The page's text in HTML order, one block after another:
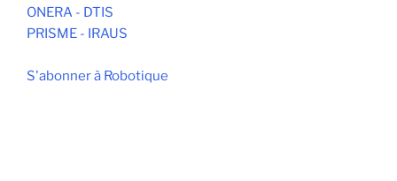
ONERA - DTIS
PRISME - IRAUS
S'abonner à Robotique